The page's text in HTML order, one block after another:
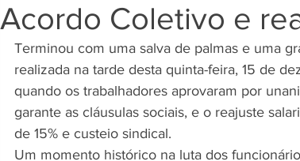
Acordo Coletivo e
Terminou com uma salva de palmas e uma
realizada na tarde desta quinta-feira, 15 de
quando os trabalhadores aprovaram por
garante as cláusulas sociais, e o reajuste
de 15% e custeio sindical.
Um momento histórico na luta dos